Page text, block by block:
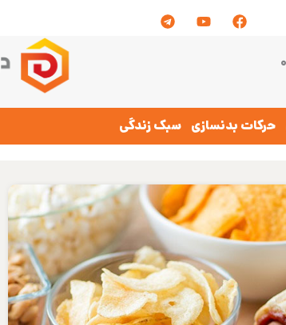
حرکات بدنسازی سبک زندگی